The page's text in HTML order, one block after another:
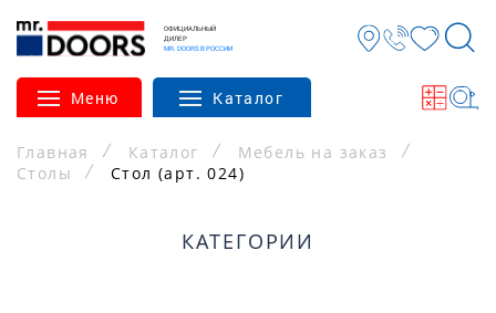
ОФИЦИАЛЬНЫЙ
ДИЛЕР
MR. DOORS В РОССИИ
Меню Каталог
Главная Каталог
Мебель на заказ
Столы
Стол (арт. 024)
КАТЕГОРИИ